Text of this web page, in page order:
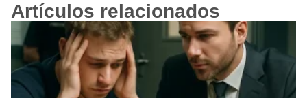
Artículos relacionados